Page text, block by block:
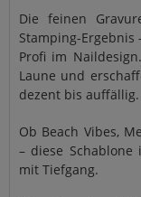
Die feinen
Stamping-
Profi im
Laune und
dezent bis auffällig.
Ob Beach Vibes,
– diese
mit Tiefgang.